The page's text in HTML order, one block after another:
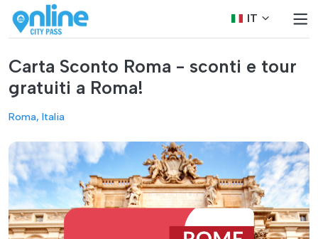
IT
Carta Sconto Roma - sconti e tour
gratuiti a Roma!
Roma, Italia